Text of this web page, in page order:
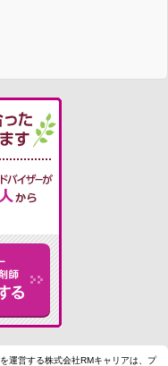
運営する株式会社RMキャリアは、プ